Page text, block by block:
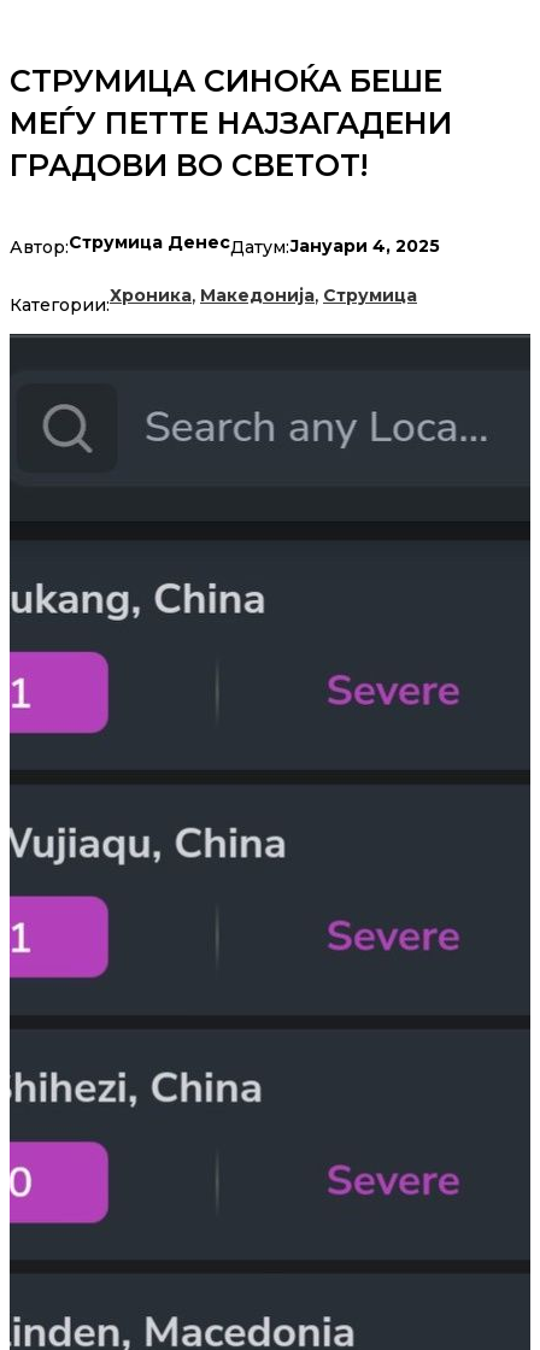
СТРУМИЦА СИНОЌА БЕШЕ
МЕЃУ ПЕТТЕ НАЈЗАГАДЕНИ
ГРАДОВИ ВО СВЕТОТ!
Автор:Струмица ДенесДатум:Јануари 4, 2025
Категории:Хроника, Македонија, Струмица